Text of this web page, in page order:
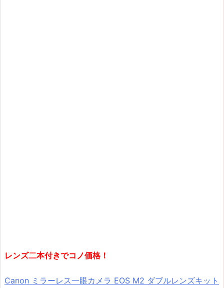
レンズ二本付きでコノ価格！
Canon ミラーレス一眼カメラ EOS M2 ダブルレンズキット